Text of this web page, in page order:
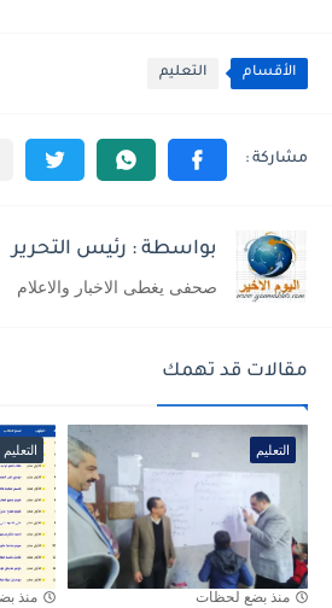
الأقسام التعليم
بواسطة : رئيس التحرير
صحفى يغطى الاخبار والاعلام
مقالات قد تهمك
التعليم
منذ بضع لحظات
التعليم
منذ